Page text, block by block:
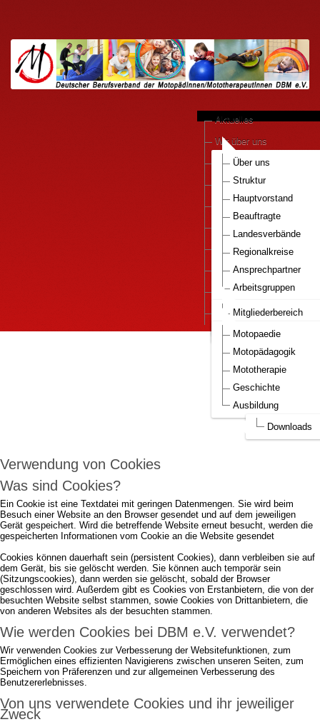
Aktuelles
Wir über uns
Über uns
Struktur
Hauptvorstand
Beauftragte
Landesverbände
Regionalkreise
Ansprechpartner
Arbeitsgruppen
anerkannte Praxen
Kooperationen
Motopädie konkret
Pressestimmen
DBM e.V.-Bestellservice
Mitglied werden..
Mitgliederbereich
Aufnahmeantrag
Infos Motopaedie
Motopaedie
Motopädagogik
Mototherapie
Geschichte
Ausbildung
Downloads
Um die Webseite optimal gestalten und
fortlaufend verbessern zu können, verwendet
Durch die weitere Nutzung der Webseite stimmen Sie der Verwendung von
Verwendung von Cookies
Was sind Cookies?
Ein Cookie ist eine Textdatei mit geringen Datenmengen. Sie wird beim
Besuch einer Website an den Browser gesendet und auf dem jeweiligen
Gerät gespeichert. Wird die betreffende Website erneut besucht, werden die
gespeicherten Informationen vom Cookie an die Website gesendet
Cookies können dauerhaft sein (persistent Cookies), dann verbleiben sie auf
dem Gerät, bis sie gelöscht werden. Sie können auch temporär sein
(Sitzungscookies), dann werden sie gelöscht, sobald der Browser
geschlossen wird. Außerdem gibt es Cookies von Erstanbietern, die von der
besuchten Website selbst stammen, sowie Cookies von Drittanbietern, die
von anderen Websites als der besuchten stammen.
Wie werden Cookies bei DBM e.V. verwendet?
Wir verwenden Cookies zur Verbesserung der Websitefunktionen, zum
Ermöglichen eines effizienten Navigierens zwischen unseren Seiten, zum
Speichern von Präferenzen und zur allgemeinen Verbesserung des
Benutzererlebnisses.
Von uns verwendete Cookies und ihr jeweiliger
Zweck